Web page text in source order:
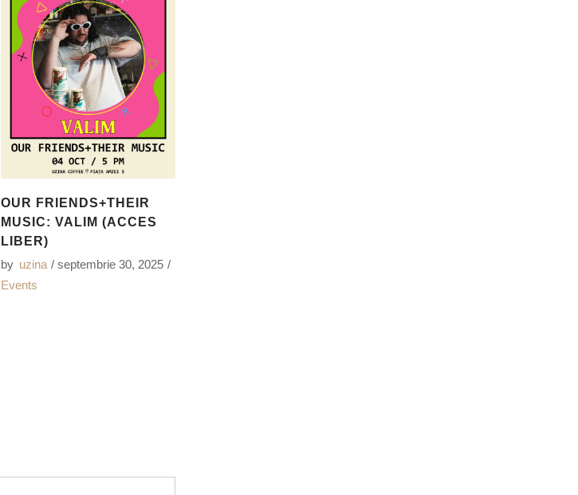
OUR FRIENDS+THEIR
MUSIC: VALIM (ACCES
LIBER)
by uzina
septembrie 30, 2025
Events